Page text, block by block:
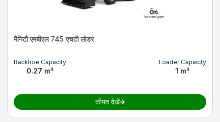
मैनिटौ एमबीएल 745 एचटी लोडर
Backhoe Capacity
0.27 m³
Loader Capacity
1 m³
कीमत देखें